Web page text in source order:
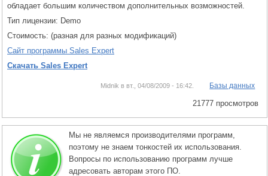
обладает большим количеством дополнительных возможностей.
Тип лицензии: Demo
Стоимость: (разная для разных модификаций)
Сайт программы Sales Expert
Скачать Sales Expert
Midnik в вт., 04/08/2009 - 16:42. Базы данных
21777 просмотров
Мы не являемся производителями программ,
поэтому не знаем тонкостей их использования.
Вопросы по использованию программ лучше
адресовать авторам этого ПО.